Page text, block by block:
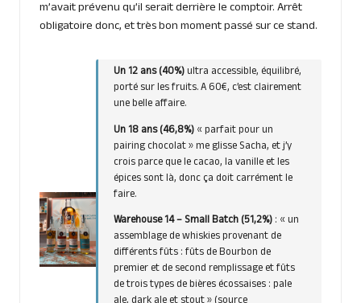
m’avait prévenu qu’il serait derrière le comptoir. Arrêt
obligatoire donc, et très bon moment passé sur ce stand.
Un 12 ans(40%)ultra accessible, équilibré,
porté sur les fruits. A 60€, c’est clairement
une belle affaire.
Un 18 ans (46,8%)« parfait pour un
pairing chocolat » me glisse Sacha, et j’y
crois parce que le cacao, la vanille et les
épices sont là, donc ça doit carrément le
faire.
Warehouse 14 – Small Batch (51,2%): « un
assemblage de whiskies provenant de
différents fûts : fûts de Bourbon de
premier et de second remplissage et fûts
de trois types de bières écossaises : pale